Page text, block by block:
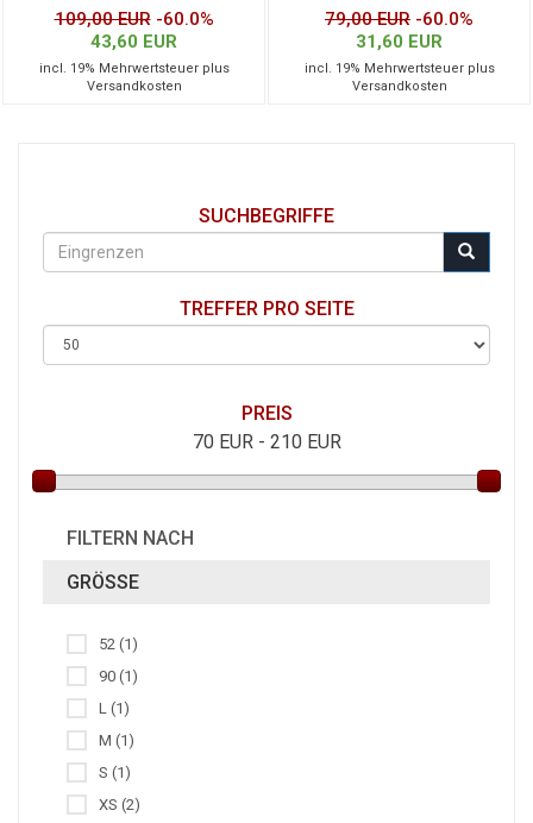
109,00 EUR -60.0%
43,60 EUR
incl. 19% Mehrwertsteuer plus
Versandkosten
79,00 EUR -60.0%
31,60 EUR
incl. 19% Mehrwertsteuer plus
Versandkosten
SUCHBEGRIFFE
TREFFER PRO SEITE
PREIS
70EUR - 210EUR
FILTERN NACH
GRÖSSE
52 (1)
90 (1)
L (1)
M (1)
S (1)
XS (2)